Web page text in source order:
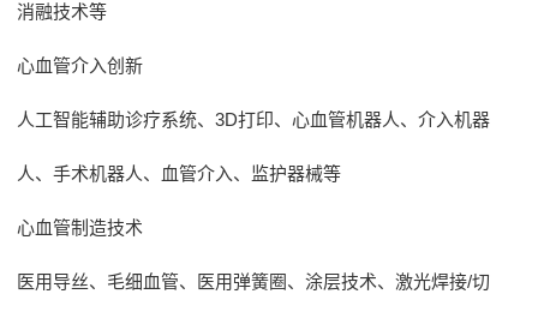
消融技术等
心血管介入创新
人工智能辅助诊疗系统、3D打印、心血管机器人、介入机器
人、手术机器人、血管介入、监护器械等
心血管制造技术
医用导丝、毛细血管、医用弹簧圈、涂层技术、激光焊接/切